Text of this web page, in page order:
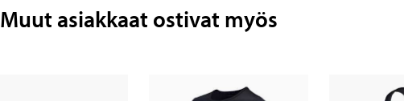
Muut asiakkaat ostivat myös